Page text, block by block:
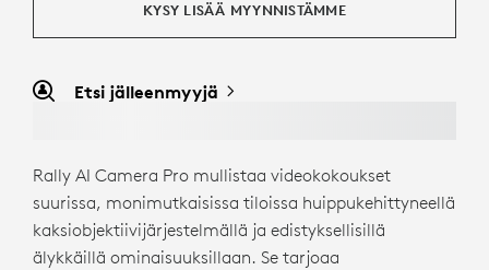
KYSY LISÄÄ MYYNNISTÄMME
Etsi jälleenmyyjä
Rally AI Camera Pro mullistaa videokokoukset
suurissa, monimutkaisissa tiloissa huippukehittyneellä
kaksiobjektiivijärjestelmällä ja edistyksellisillä
älykkäillä ominaisuuksillaan. Se tarjoaa